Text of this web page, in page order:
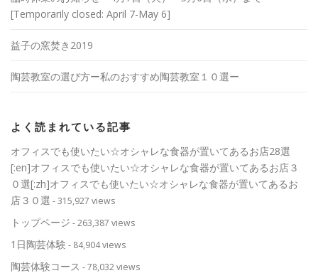
[Temporarily closed: April 7-May 6]
益子の窯焚き2019
陶芸教室の選び方ー私のおすすめ陶芸教室１０選ー
よく読まれている記事
オフィスでも使いたい☆オシャレな食器が置いてあるお店28選
[:en]オフィスでも使いたい☆オシャレな食器が置いてあるお店３
０選[:zh]オフィスでも使いたい☆オシャレな食器が置いてあるお
店３０選 - 315,927 views
トップページ - 263,387 views
1日陶芸体験 - 84,904 views
陶芸体験コース - 78,032 views